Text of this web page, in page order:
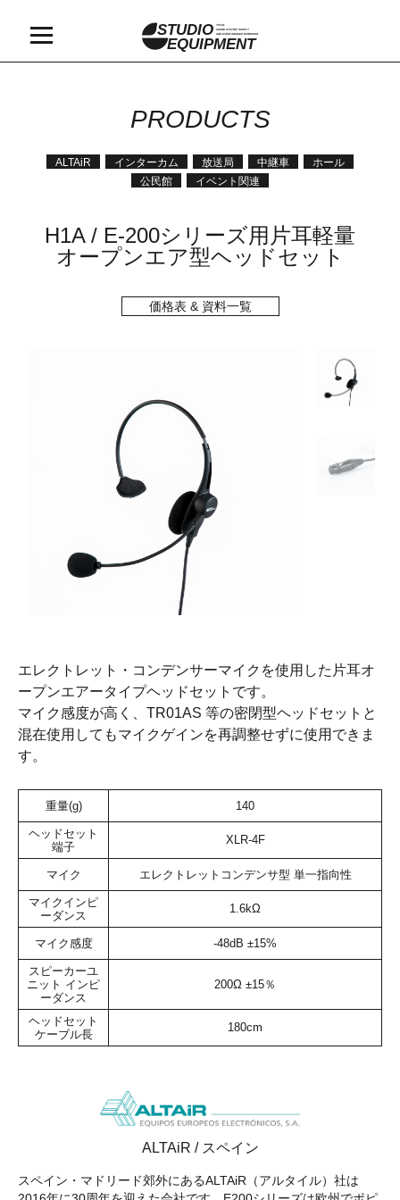
STUDIO
TOTAL
SOUND SYSTEM SUPPLY
AND MAINTAINANCE WORKSHOP
EQUIPMENT
PRODUCTS
ALTAiR インターカム 放送局 中継車
ホール
公民館
イベント関連
H1A / E-200シリーズ用片耳軽量
オープンエア型ヘッドセット
価格表 & 資料一覧
エレクトレット・コンデンサーマイクを使用した片耳オ
ープンエアータイプヘッドセットです。
マイク感度が⾼く、TR01AS 等の密閉型ヘッドセットと
混在使用してもマイクゲインを再調整せずに使用できま
す。
重量(g) 140
ヘッドセット
端子
XLR-4F
マイク エレクトレットコンデンサ型 単一指向性
マイクインピ
ーダンス
1.6kΩ
マイク感度 -48dB ±15%
スピーカーユ
ニット インピ
ーダンス
200Ω ±15％
ヘッドセット
ケーブル長
180cm
ALTAiR / スペイン
スペイン・マドリード郊外にあるALTAiR（アルタイル）社は